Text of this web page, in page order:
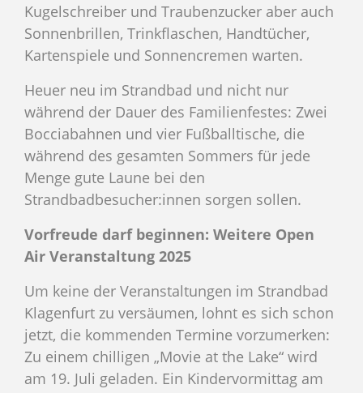
Kugelschreiber und Traubenzucker aber auch
Sonnenbrillen, Trinkflaschen, Handtücher,
Kartenspiele und Sonnencremen warten.
Heuer neu im Strandbad und nicht nur
während der Dauer des Familienfestes: Zwei
Bocciabahnen und vier Fußballtische, die
während des gesamten Sommers für jede
Menge gute Laune bei den
Strandbadbesucher:innen sorgen sollen.
Vorfreude darf beginnen: Weitere Open
Air Veranstaltung 2025
Um keine der Veranstaltungen im Strandbad
Klagenfurt zu versäumen, lohnt es sich schon
jetzt, die kommenden Termine vorzumerken:
Zu einem chilligen „Movie at the Lake“ wird
am 19. Juli geladen. Ein Kindervormittag am